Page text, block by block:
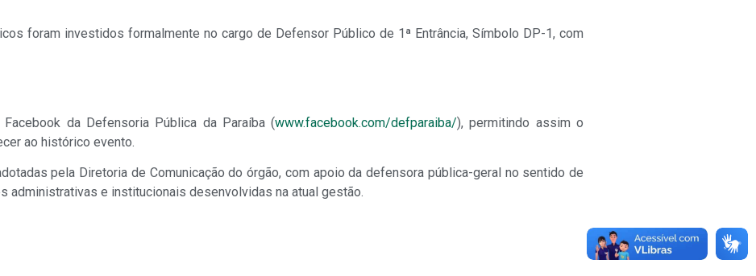
foram investidos formalmente no cargo de Defensor Público de 1ª Entrância, Símbolo DP-1, com
da Defensoria Pública da Paraíba (www.facebook.com/defparaiba/), permitindo assim o
ao histórico evento.
pela Diretoria de Comunicação do órgão, com apoio da defensora pública-geral no sentido de
administrativas e institucionais desenvolvidas na atual gestão.